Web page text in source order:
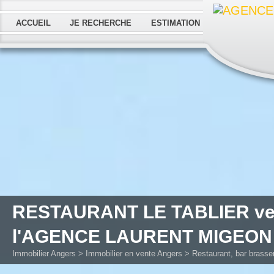
ACCUEIL JE RECHERCHE ESTIMATION
RESTAURANT LE TABLIER
l'AGENCE LAURENT MIGEON
Immobilier Angers > Immobilier en vente Angers > Restaurant, bar